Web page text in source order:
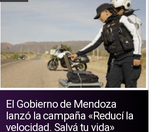
El Gobierno de Mendoza
lanzó la campaña «Reducí la
velocidad. Salvá tu vida»